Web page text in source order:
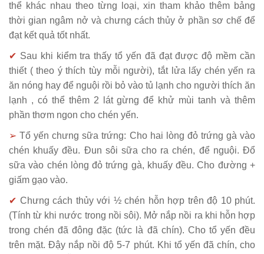
thể khác nhau theo từng loại, xin tham khảo thêm bảng
thời gian ngâm nở và chưng cách thủy ở phần sơ chế để
đạt kết quả tốt nhất.
✔ Sau khi kiểm tra thấy tổ yến đã đạt được độ mềm cần
thiết ( theo ý thích tùy mỗi người), tắt lửa lấy chén yến ra
ăn nóng hay để nguội rồi bỏ vào tủ lạnh cho người thích ăn
lạnh , có thể thêm 2 lát gừng để khử mùi tanh và thêm
phần thơm ngon cho chén yến.
➢Tổ yến chưng sữa trứng: Cho hai lòng đỏ trứng gà vào
chén khuấy đều. Đun sôi sữa cho ra chén, để nguội. Đổ
sữa vào chén lòng đỏ trứng gà, khuấy đều. Cho đường +
giấm gạo vào.
✔ Chưng cách thủy với ½ chén hỗn hợp trên độ 10 phút.
(Tính từ khi nước trong nồi sôi). Mở nắp nồi ra khi hỗn hợp
trong chén đã đông đặc (tức là đã chín). Cho tổ yến đều
trên mặt. Đậy nắp nồi độ 5-7 phút. Khi tổ yến đã chín, cho